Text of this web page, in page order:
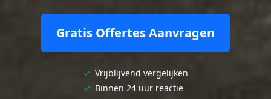
Gratis Offertes Aanvragen
✓ Vrijblijvend vergelijken
✓ Binnen 24 uur reactie